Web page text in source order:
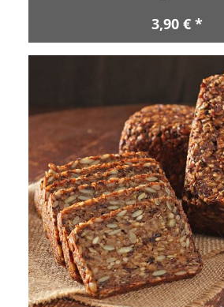
3,90 € *